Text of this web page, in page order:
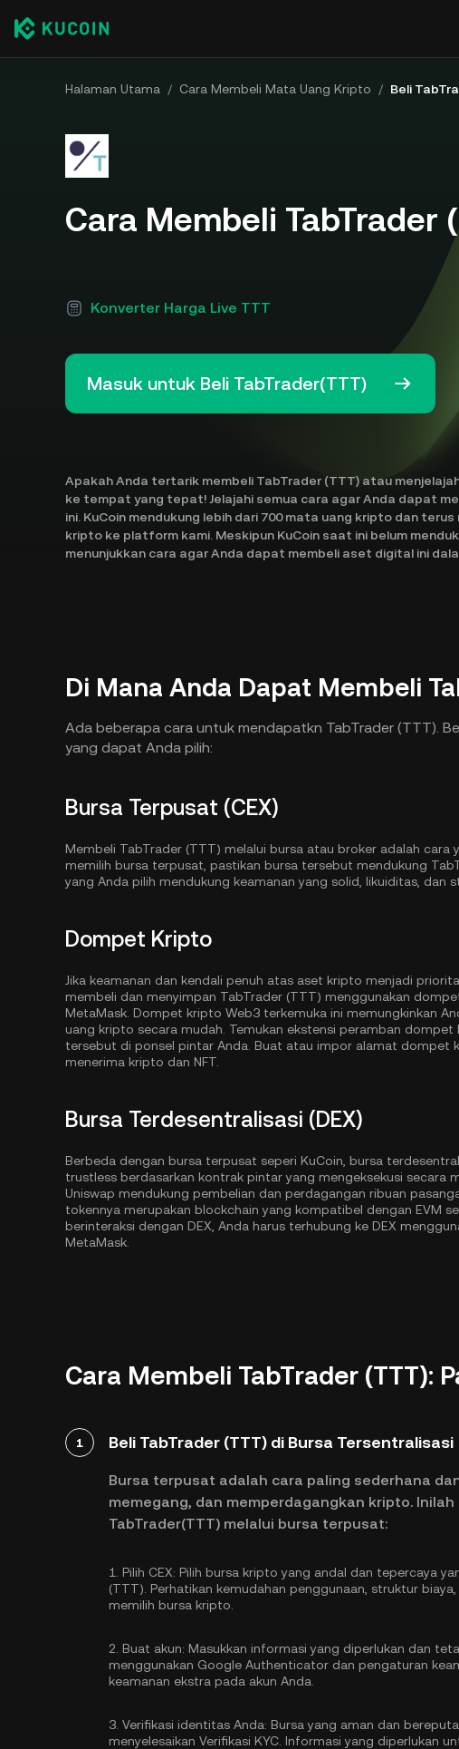
Halaman Utama / Cara Membeli Mata Uang Kripto / Beli
Cara Membeli TabTrader
Konverter Harga Live TTT
Masuk untuk Beli TabTrader(TTT)
Apakah Anda tertarik membeli TabTrader (TTT) atau
ke tempat yang tepat! Jelajahi semua cara agar Anda dapat
ini. KuCoin mendukung lebih dari 700 mata uang kripto dan
kripto ke platform kami. Meskipun KuCoin saat ini belum
menunjukkan cara agar Anda dapat membeli aset digital ini
Di Mana Anda Dapat Membeli
Ada beberapa cara untuk mendapatkn TabTrader (TTT).
yang dapat Anda pilih:
Bursa Terpusat (CEX)
Membeli TabTrader (TTT) melalui bursa atau broker adalah
memilih bursa terpusat, pastikan bursa tersebut mendukung
yang Anda pilih mendukung keamanan yang solid, likuiditas, dan
Dompet Kripto
Jika keamanan dan kendali penuh atas aset kripto menjadi
membeli dan menyimpan TabTrader (TTT) menggunakan
MetaMask. Dompet kripto Web3 terkemuka ini memungkinkan
uang kripto secara mudah. Temukan ekstensi peramban
tersebut di ponsel pintar Anda. Buat atau impor alamat dompet
menerima kripto dan NFT.
Bursa Terdesentralisasi (DEX)
Berbeda dengan bursa terpusat seperi KuCoin, bursa
trustless berdasarkan kontrak pintar yang mengeksekusi secara
Uniswap mendukung pembelian dan perdagangan ribuan
tokennya merupakan blockchain yang kompatibel dengan EVM
berinteraksi dengan DEX, Anda harus terhubung ke DEX
MetaMask.
Cara Membeli TabTrader (TTT):
1 Beli TabTrader (TTT) di Bursa Tersentralisasi
Bursa terpusat adalah cara paling sederhana
memegang, dan memperdagangkan kripto.
TabTrader(TTT) melalui bursa terpusat:
1. Pilih CEX: Pilih bursa kripto yang andal dan tepercaya
(TTT). Perhatikan kemudahan penggunaan, struktur
memilih bursa kripto.
2. Buat akun: Masukkan informasi yang diperlukan dan
menggunakan Google Authenticator dan pengaturan
keamanan ekstra pada akun Anda.
3. Verifikasi identitas Anda: Bursa yang aman dan
menyelesaikan Verifikasi KYC . Informasi yang diperlukan